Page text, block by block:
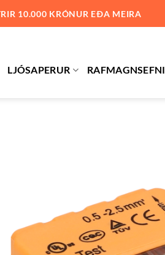
10.000 KRÓNUR EÐA MEIRA
LJÓSAPERUR RAFMAGNSEFNI